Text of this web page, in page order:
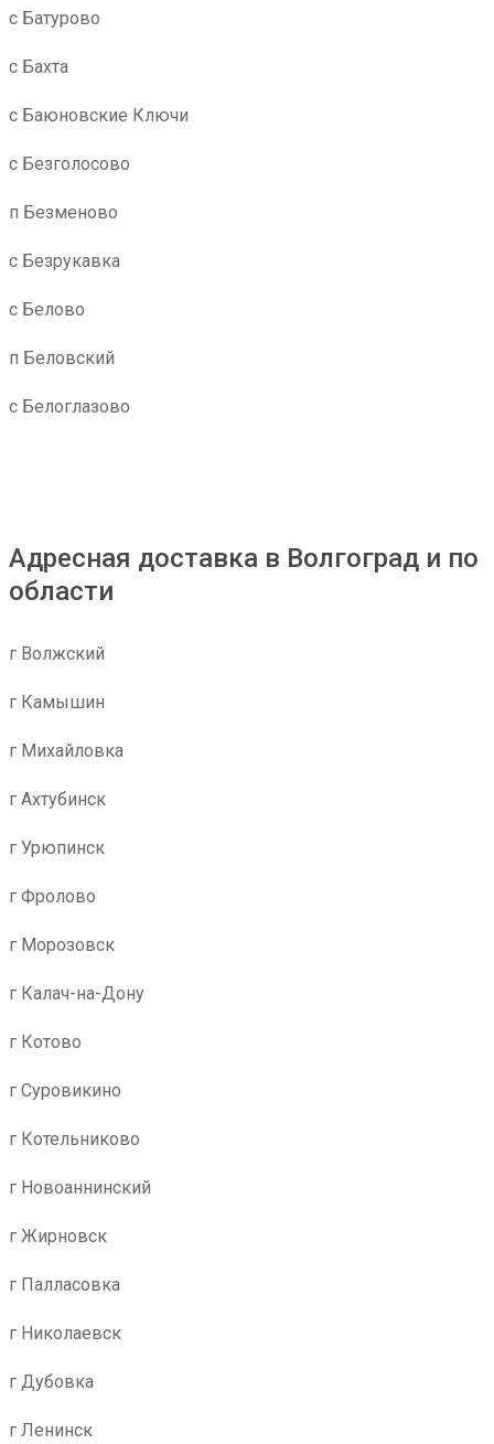
с Батурово
с Бахта
с Баюновские Ключи
с Безголосово
п Безменово
с Безрукавка
с Белово
п Беловский
с Белоглазово
Адресная доставка в Волгоград и по
области
г Волжский
г Камышин
г Михайловка
г Ахтубинск
г Урюпинск
г Фролово
г Морозовск
г Калач-на-Дону
г Котово
г Суровикино
г Котельниково
г Новоаннинский
г Жирновск
г Палласовка
г Николаевск
г Дубовка
г Ленинск